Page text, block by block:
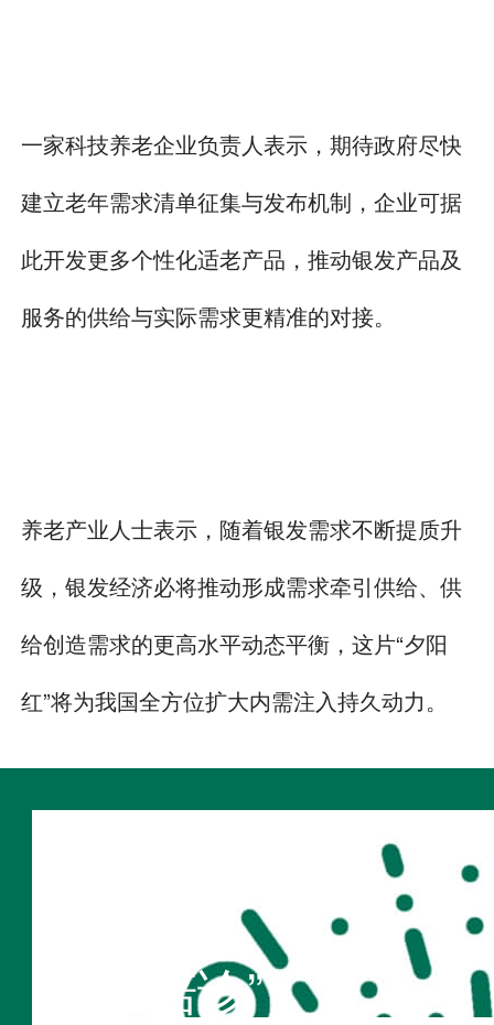
一家科技养老企业负责人表示，期待政府尽快
建立老年需求清单征集与发布机制，企业可据
此开发更多个性化适老产品，推动银发产品及
服务的供给与实际需求更精准的对接。
养老产业人士表示，随着银发需求不断提质升
级，银发经济必将推动形成需求牵引供给、供
给创造需求的更高水平动态平衡，这片“夕阳
红”将为我国全方位扩大内需注入持久动力。
“不疾陪诊”